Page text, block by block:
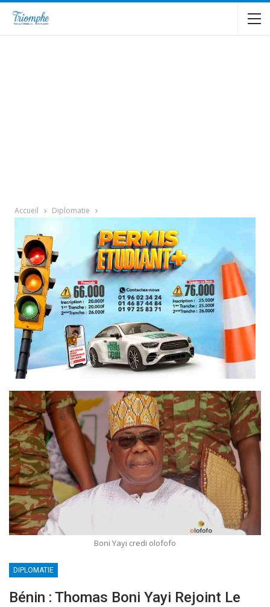
Accueil Diplomatie
Boni Yayi credi olofofo
DIPLOMATIE
Bénin : Thomas Boni Yayi Rejoint Le